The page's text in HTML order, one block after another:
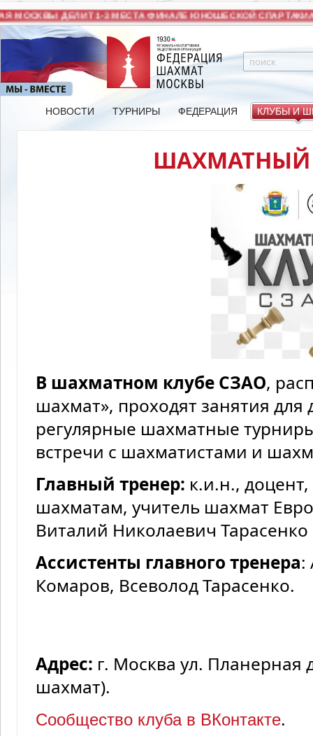
МОСКВЫ ДЕЛИТ 1-3 МЕСТА ФИНАЛЕ ЮНОШЕСКОЙ
НОВОСТИ ТУРНИРЫ ФЕДЕРАЦИЯ КЛУБЫ И
ШАХМАТНЫЙ
В шахматном клубе СЗАО,
шахмат», проходят занятия для
регулярные шахматные
встречи с шахматистами и
Главный тренер: к.и.н.,
шахматам, учитель шахмат
Виталий Николаевич Тарасенко
Ассистенты главного тренера:
Комаров, Всеволод Тарасенко.
Адрес: г. Москва ул. Планерная
шахмат).
Сообщество клуба в ВКонтакте.